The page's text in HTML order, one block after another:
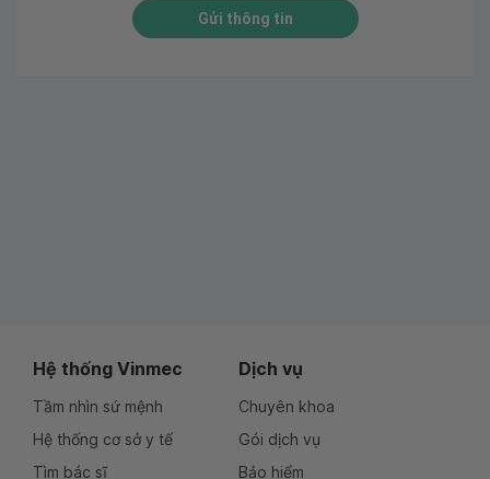
Gửi thông tin
Hệ thống Vinmec
Tầm nhìn sứ mệnh
Hệ thống cơ sở y tế
Tìm bác sĩ
Dịch vụ
Chuyên khoa
Gói dịch vụ
Bảo hiểm